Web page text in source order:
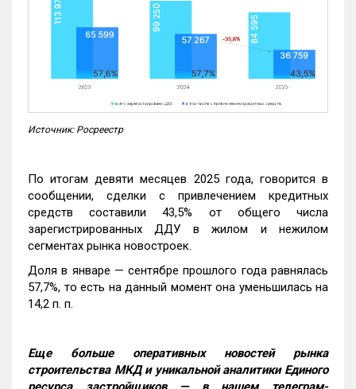
Источник: Росреестр
По итогам девяти месяцев 2025 года, говорится в
сообщении, сделки с привлечением кредитных
средств составили 43,5% от общего числа
зарегистрированных ДДУ в жилом и нежилом
сегментах рынка новостроек.
Доля в январе — сентябре прошлого года равнялась
57,7%, то есть на данный момент она уменьшилась на
14,2 п. п.
Еще больше оперативных новостей рынка
строительства МКД и уникальной аналитики Единого